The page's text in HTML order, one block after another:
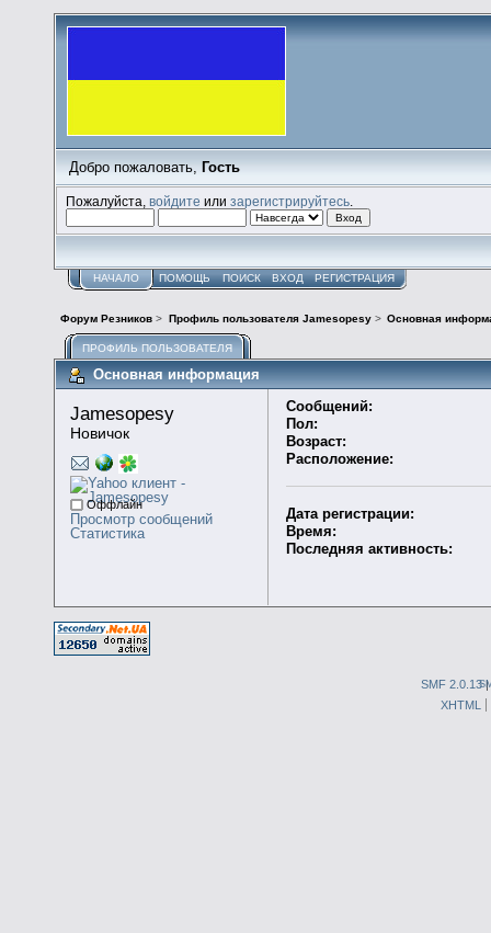
Добро пожаловать, Гость
Пожалуйста,войдите илизарегистрируйтесь
НАЧАЛО ПОМОЩЬ ПОИСК ВХОД РЕГИСТРАЦИЯ
Форум Резников > Профиль пользователя Jamesopesy> Основная
ПРОФИЛЬ ПОЛЬЗОВАТЕЛЯ
Основная информация
Jamesopesy
Новичок
Оффлайн
Просмотр сообщений
Статистика
Сообщений:
Пол:
Возраст:
Расположение:
Дата регистрации:
Время:
Последняя активность:
SMF 2.0.13|
XHTML